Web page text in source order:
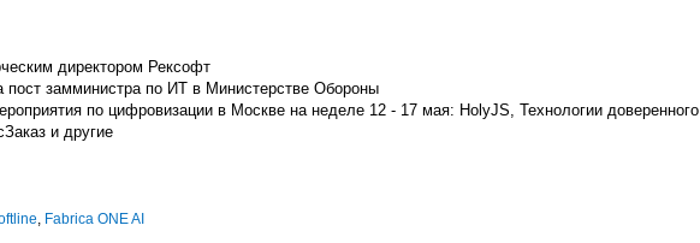
директором Рексофт
пост замминистра по ИТ в Министерстве Обороны
по цифровизации в Москве на неделе 12 - 17 мая: HolyJS, Технологии доверенного
и другие
, Fabrica ONE AI